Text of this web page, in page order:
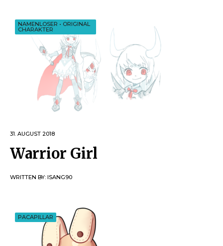
NAMENLOSER • ORIGINAL
CHARAKTER
31. AUGUST 2018
Warrior Girl
WRITTEN BY: ISANG90
PACAPILLAR